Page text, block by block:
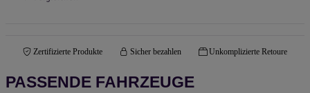
Zertifizierte Produkte Sicher bezahlen Unkomplizierte Retoure
PASSENDE FAHRZEUGE